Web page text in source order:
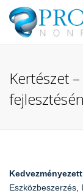
Kertészet
Kedvezményezett
Eszközbeszerzés,